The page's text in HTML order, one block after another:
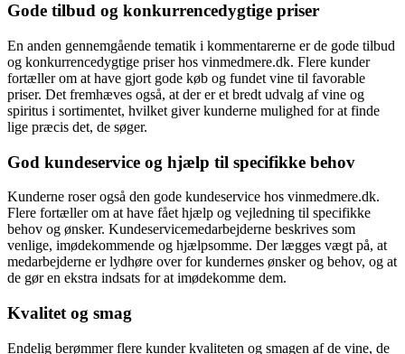
Gode tilbud og konkurrencedygtige priser
En anden gennemgående tematik i kommentarerne er de gode tilbud
og konkurrencedygtige priser hos vinmedmere.dk. Flere kunder
fortæller om at have gjort gode køb og fundet vine til favorable
priser. Det fremhæves også, at der er et bredt udvalg af vine og
spiritus i sortimentet, hvilket giver kunderne mulighed for at finde
lige præcis det, de søger.
God kundeservice og hjælp til specifikke behov
Kunderne roser også den gode kundeservice hos vinmedmere.dk.
Flere fortæller om at have fået hjælp og vejledning til specifikke
behov og ønsker. Kundeservicemedarbejderne beskrives som
venlige, imødekommende og hjælpsomme. Der lægges vægt på, at
medarbejderne er lydhøre over for kundernes ønsker og behov, og at
de gør en ekstra indsats for at imødekomme dem.
Kvalitet og smag
Endelig berømmer flere kunder kvaliteten og smagen af de vine, de